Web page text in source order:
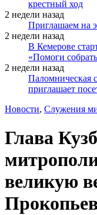
крестный ход
2 недели назад
Приглашаем на
2 недели назад
В Кемерове
«Помоги
2 недели назад
Паломническая
приглашает
Новости, Служения
Глава
великую